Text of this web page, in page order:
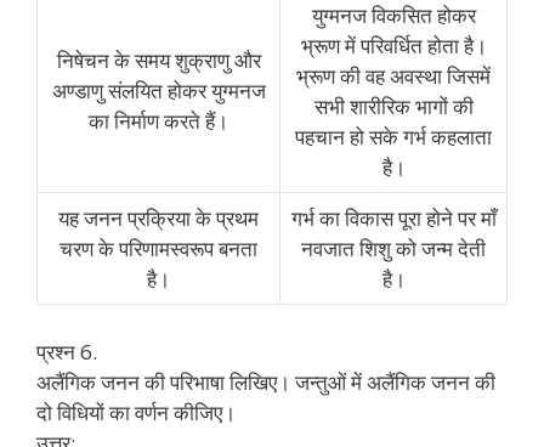
निषेचन के समय शुक्राणु और
अण्डाणु संलयित होकर युग्मनज
का निर्माण करते हैं।
युग्मनज विकसित होकर
भ्रूण में परिवर्धित होता है।
भ्रूण की वह अवस्था जिसमें
सभी शारीरिक भागों की
पहचान हो सके गर्भ कहलाता
है।
यह जनन प्रक्रिया के प्रथम
चरण के परिणामस्वरूप बनता
है।
गर्भ का विकास पूरा होने पर माँ
नवजात शिशु को जन्म देती
है।
प्रश्न 6.
अलैंगिक जनन की परिभाषा लिखिए। जन्तुओं में अलैंगिक जनन की
दो विधियों का वर्णन कीजिए।